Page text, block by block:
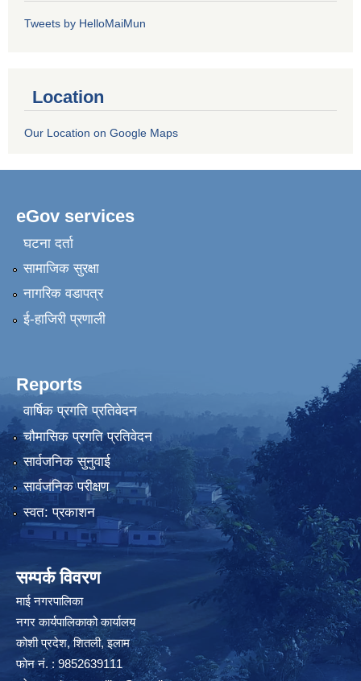
Tweets by HelloMaiMun
Location
Our Location on Google Maps
eGov services
घटना दर्ता
सामाजिक सुरक्षा
नागरिक वडापत्र
ई-हाजिरी प्रणाली
Reports
वार्षिक प्रगति प्रतिवेदन
चौमासिक प्रगति प्रतिवेदन
सार्वजनिक सुनुवाई
सार्वजनिक परीक्षण
स्वत: प्रकाशन
सम्पर्क विवरण
माई नगरपालिका
नगर कार्यपालिकाको कार्यालय
कोशी प्रदेश, शितली, इलाम
फोन नं. : 9852639111